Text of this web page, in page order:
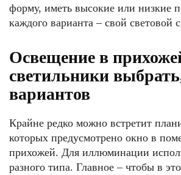
форму, иметь высокие или низкие
каждого варианта – свой световой
Освещение в
светильники
вариантов
Крайне редко можно встретит
которых предусмотрено окно в
прихожей. Для иллюминации
разного типа. Главное – чтобы в